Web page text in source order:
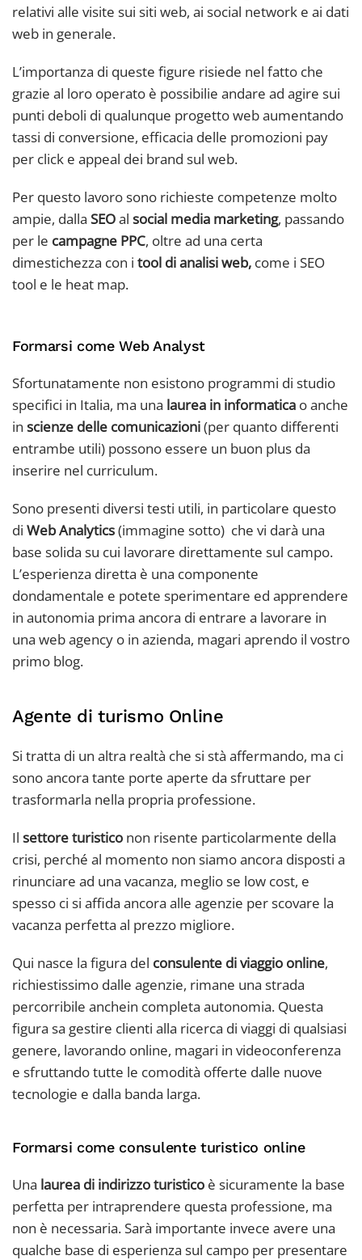
relativi alle visite sui siti web, ai social network e ai dati
web in generale.
L’importanza di queste figure risiede nel fatto che
grazie al loro operato è possibilie andare ad agire sui
punti deboli di qualunque progetto web aumentando
tassi di conversione, efficacia delle promozioni pay
per click e appeal dei brand sul web.
Per questo lavoro sono richieste competenze molto
ampie, dalla SEOal social media marketing, passando
per le campagne PPC, oltre ad una certa
dimestichezza con i tool di analisi web, come i SEO
tool e le heat map.
Formarsi come Web Analyst
Sfortunatamente non esistono programmi di studio
specifici in Italia, ma una laurea in informatica o anche
in scienze delle comunicazioni(per quanto differenti
entrambe utili) possono essere un buon plus da
inserire nel curriculum.
Sono presenti diversi testi utili, in particolare questo
di Web Analytics(immagine sotto) che vi darà una
base solida su cui lavorare direttamente sul campo.
L’esperienza diretta è una componente
dondamentale e potete sperimentare ed apprendere
in autonomia prima ancora di entrare a lavorare in
una web agency o in azienda, magari aprendo il vostro
primo blog.
Agente di turismo Online
Si tratta di un altra realtà che si stà affermando, ma ci
sono ancora tante porte aperte da sfruttare per
trasformarla nella propria professione.
Il settore turistico non risente particolarmente della
crisi, perché al momento non siamo ancora disposti a
rinunciare ad una vacanza, meglio se low cost, e
spesso ci si affida ancora alle agenzie per scovare la
vacanza perfetta al prezzo migliore.
Qui nasce la figura del consulente di viaggio online,
richiestissimo dalle agenzie, rimane una strada
percorribile anchein completa autonomia. Questa
figura sa gestire clienti alla ricerca di viaggi di qualsiasi
genere, lavorando online, magari in videoconferenza
e sfruttando tutte le comodità offerte dalle nuove
tecnologie e dalla banda larga.
Formarsi come consulente turistico online
Una laurea di indirizzo turistico è sicuramente la base
perfetta per intraprendere questa professione, ma
non è necessaria. Sarà importante invece avere una
qualche base di esperienza sul campo per presentare